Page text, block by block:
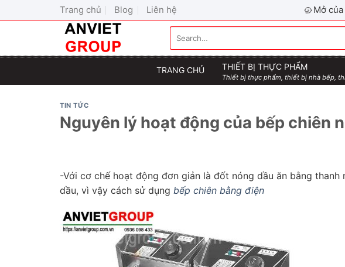
to
Trang chủ Blog Liên hệ Mở
for:
TRANG CHỦ THIẾT BỊ THỰC PHẨM
Thiết bị thực phẩm, thiết bị nhà bếp,
TIN TỨC
Nguyên lý hoạt động của bếp chiên
-Với cơ chế hoạt động đơn giản là đốt nóng dầu ăn bằng
dầu, vì vậy cách sử dụng bếp chiên bằng điện